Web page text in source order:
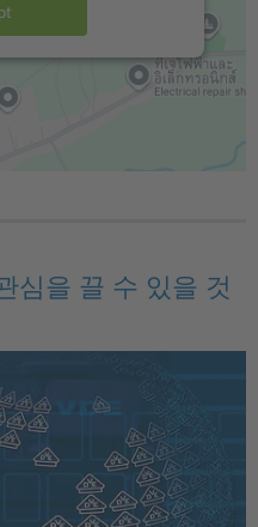
심을 끌 수 있을 것